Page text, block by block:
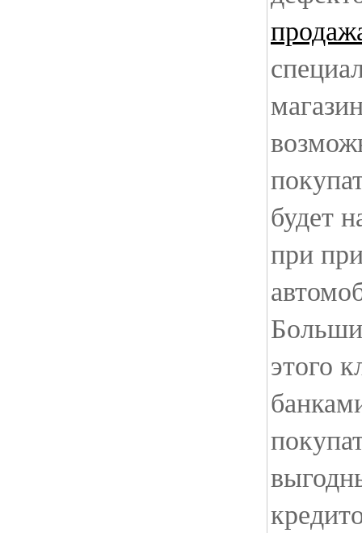
будет
при
этого